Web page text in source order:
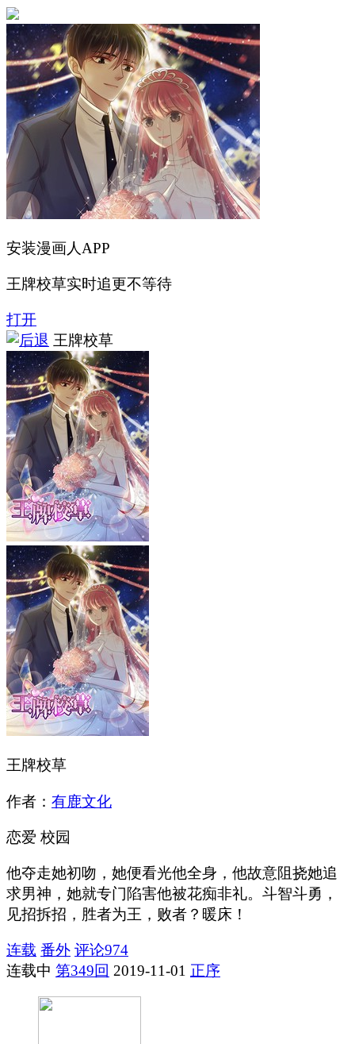
安装漫画人APP
王牌校草实时追更不等待
打开
王牌校草
王牌校草
作者： 有鹿文化
恋爱 校园
他夺走她初吻，她便看光他全身，他故意阻挠她追
求男神，她就专门陷害他被花痴非礼。斗智斗勇，
见招拆招，胜者为王，败者？暖床！
连载 番外 评论974
连载中 第349回 2019-11-01 正序